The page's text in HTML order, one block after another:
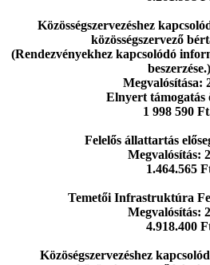
Közösségszervezéshez
közösségszervező
(Rendezvényekhez kapcsolódó
beszerzése.)
Megvalósítása:
Elnyert támogatás
1 998 590
Felelős állattartás
Megvalósítás:
1.464.565
Temetői Infrastruktúra
Megvalósítás:
4.918.400
Közöségszervezéshez